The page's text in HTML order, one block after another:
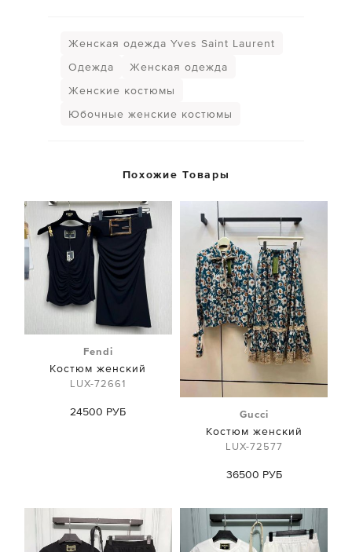
Женская одежда Yves Saint Laurent
Одежда
Женская одежда
Женские костюмы
Юбочные женские костюмы
Похожие Товары
Fendi
Костюм женский
LUX-72661
24500 РУБ Gucci
Костюм женский
LUX-72577
36500 РУБ